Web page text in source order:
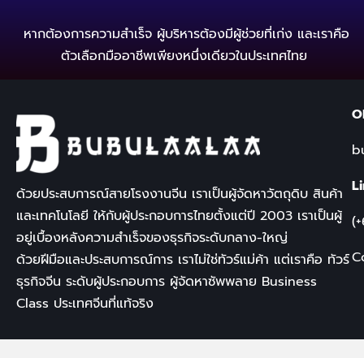
หากต้องการความสำเร็จ ผู้บริหารต้องมีผู้ช่วยที่เก่ง และเราคือ
ตัวเลือกมืออาชีพเพียงหนึ่งเดียวในประเทศไทย
ด้วยประสบการณ์สายโรงงานจีน เราเป็นผู้จัดหาวัตถุดิบ สินค้า
และเทคโนโลยี ให้กับผู้ประกอบการไทยตั้งแต่ปี 2003 เราเป็นผู้
อยู่เบื้องหลังความสำเร็จของธุรกิจระดับกลาง-ใหญ่
ด้วยฝีมือและประสบการณ์การ เราไม่ใช่ทัวร์แม่ค้า แต่เราคือ ทัวร์
ธุรกิจจีน ระดับผู้ประกอบการ ผู้จัดหาซัพพลาย Business
Class ประเทศจีนที่แท้จริง